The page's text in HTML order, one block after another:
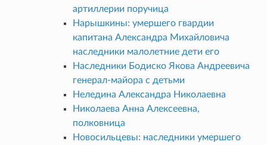
артиллерии поручица
Нарышкины: умершего гвардии
капитана Александра Михайловича
наследники малолетние дети его
Наследники Бодиско Якова Андреевича
генерал-майора с детьми
Неледина Александра Николаевна
Николаева Анна Алексеевна,
полковница
Новосильцевы: наследники умершего